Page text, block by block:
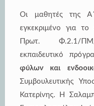
Οι μαθητές της
εγκεκριμένο για
Πρωτ. Φ.2.1/
εκπαιδευτικό
φύλων και
Συμβουλευτικής
Κατερίνης. Η